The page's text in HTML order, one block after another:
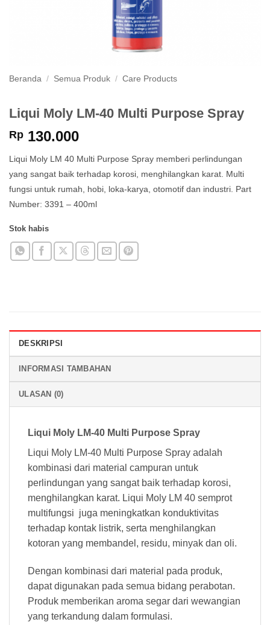
Beranda / Semua Produk / Care Products
Liqui Moly LM-40 Multi Purpose Spray
Rp 130.000
Liqui Moly LM 40 Multi Purpose Spray memberi perlindungan
yang sangat baik terhadap korosi, menghilangkan karat. Multi
fungsi untuk rumah, hobi, loka-karya, otomotif dan industri. Part
Number: 3391 – 400ml
Stok habis
DESKRIPSI
INFORMASI TAMBAHAN
ULASAN (0)
Liqui Moly LM-40 Multi Purpose Spray
Liqui Moly LM-40 Multi Purpose Spray adalah
kombinasi dari material campuran untuk
perlindungan yang sangat baik terhadap korosi,
menghilangkan karat. Liqui Moly LM 40 semprot
multifungsi juga meningkatkan konduktivitas
terhadap kontak listrik, serta menghilangkan
kotoran yang membandel, residu, minyak dan oli.
Dengan kombinasi dari material pada produk,
dapat digunakan pada semua bidang perabotan.
Produk memberikan aroma segar dari wewangian
yang terkandung dalam formulasi.